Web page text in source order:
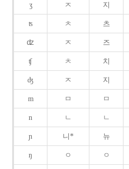
ʒ ㅈ 지
ʦ ㅊ 츠
ʣ ㅈ 즈
ʧ ㅊ 치
ʤ ㅈ 지
m ㅁ ㅁ
n ㄴ ㄴ
ɲ 니* 뉴
ŋ ㅇ ㅇ